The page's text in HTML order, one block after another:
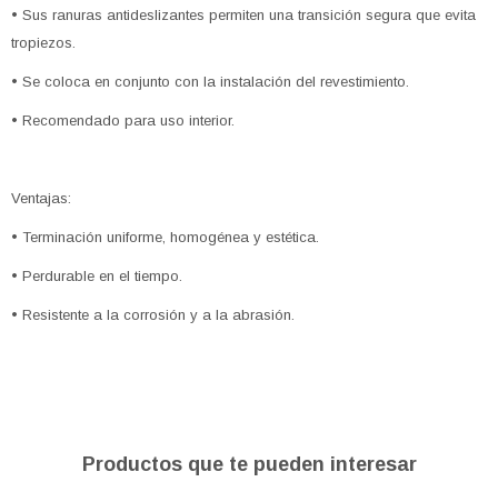
• Sus ranuras antideslizantes permiten una transición segura que evita
tropiezos.
• Se coloca en conjunto con la instalación del revestimiento.
• Recomendado para uso interior.
Ventajas:
• Terminación uniforme, homogénea y estética.
• Perdurable en el tiempo.
• Resistente a la corrosión y a la abrasión.
Productos que te pueden interesar